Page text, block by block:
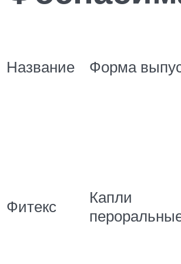
Название Форма
Фитекс
Капли